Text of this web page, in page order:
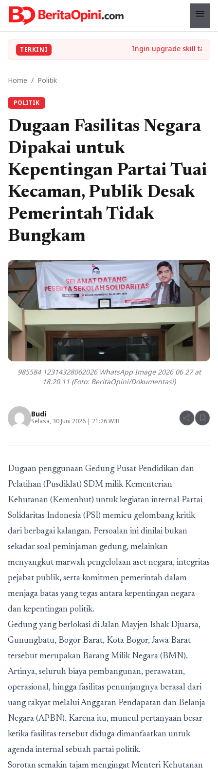
menu
TERKINI
Home / Politik
POLITIK
Dugaan Fasilitas Negara
Dipakai untuk
Kepentingan Partai Tuai
Kecaman, Publik Desak
Pemerintah Tidak
Bungkam
985584 12314328062026 WhatsApp Image 2026 06 27 at
18.20.11 (Foto: BeritaOpini/Dokumentasi)
Budi
Selasa, 30 Juni 2026 | 21:26 WIB share bookmark
Dugaan penggunaan Gedung Pusat Pendidikan dan
Pelatihan (Pusdiklat) SDM milik Kementerian
Kehutanan (Kemenhut) untuk kegiatan internal Partai
Solidaritas Indonesia (PSI) memicu gelombang kritik
dari berbagai kalangan. Persoalan ini dinilai bukan
sekadar soal peminjaman gedung, melainkan
menyangkut marwah pengelolaan aset negara, integritas
pejabat publik, serta komitmen pemerintah dalam
menjaga batas yang tegas antara kepentingan negara
dan kepentingan politik.
Gedung yang berlokasi di Jalan Mayjen Ishak Djuarsa,
Gunungbatu, Bogor Barat, Kota Bogor, Jawa Barat
tersebut merupakan Barang Milik Negara (BMN).
Artinya, seluruh biaya pembangunan, perawatan,
operasional, hingga fasilitas penunjangnya berasal dari
uang rakyat melalui Anggaran Pendapatan dan Belanja
Negara (APBN). Karena itu, muncul pertanyaan besar
ketika fasilitas tersebut diduga dimanfaatkan untuk
agenda internal sebuah partai politik.
Sorotan semakin tajam mengingat Menteri Kehutanan